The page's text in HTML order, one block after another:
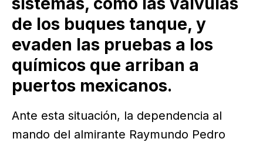
de los buques tanque, y
evaden las pruebas a los
químicos que arriban a
puertos mexicanos.
Ante esta situación, la dependencia al
mando del almirante Raymundo Pedro